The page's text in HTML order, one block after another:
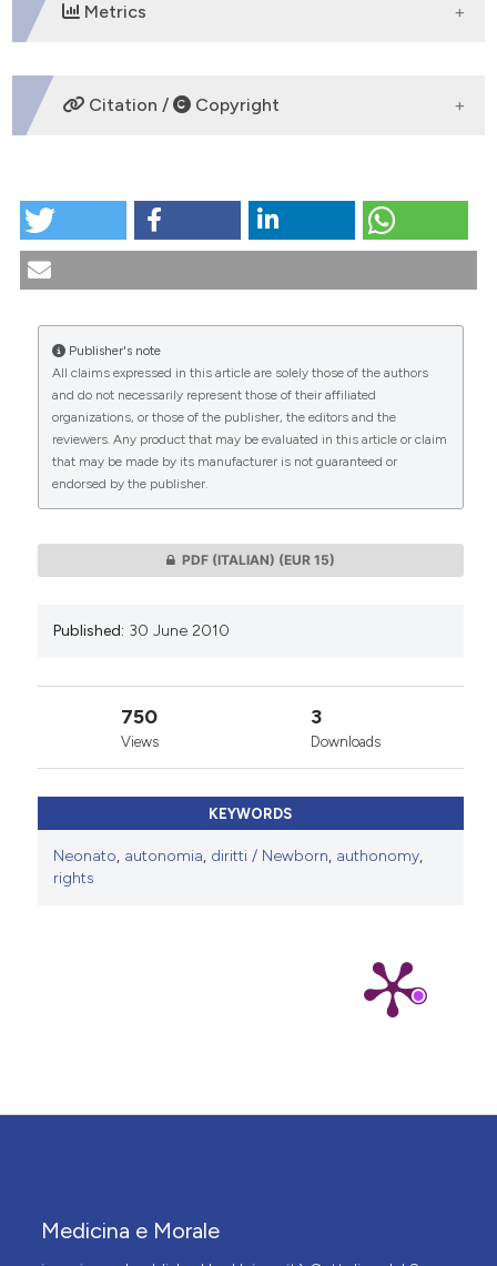
Metrics
DOWNLOADS
CITATIONS
0 0
Citation / Copyright
Il neonato: un apolide morale. (2010).Medicina E
Publisher's note
All claims expressed in this article are solely those of the authors
and do not necessarily represent those of their affiliated
organizations, or those of the publisher, the editors and the
reviewers. Any product that may be evaluated in this article or claim
that may be made by its manufacturer is not guaranteed or
endorsed by the publisher.
PDF (ITALIAN) (EUR 15)
Published: 30 June 2010
750
Views
3
Downloads
KEYWORDS
Neonato, autonomia, diritti / Newborn, authonomy,
rights
Medicina e Morale